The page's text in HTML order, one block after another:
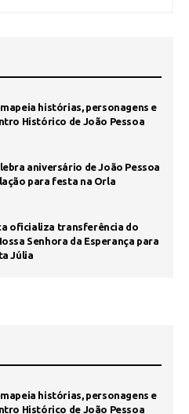
histórias, personagens e
Histórico de João Pessoa
aniversário de João Pessoa
para festa na Orla
oficializa transferência do
Senhora da Esperança para
Júlia
histórias, personagens e
Histórico de João Pessoa